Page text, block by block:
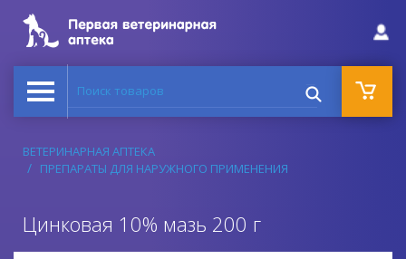
Поиск товаров
ВЕТЕРИНАРНАЯ АПТЕКА
ПРЕПАРАТЫ ДЛЯ НАРУЖНОГО ПРИМЕНЕНИЯ
Цинковая 10% мазь 200 г